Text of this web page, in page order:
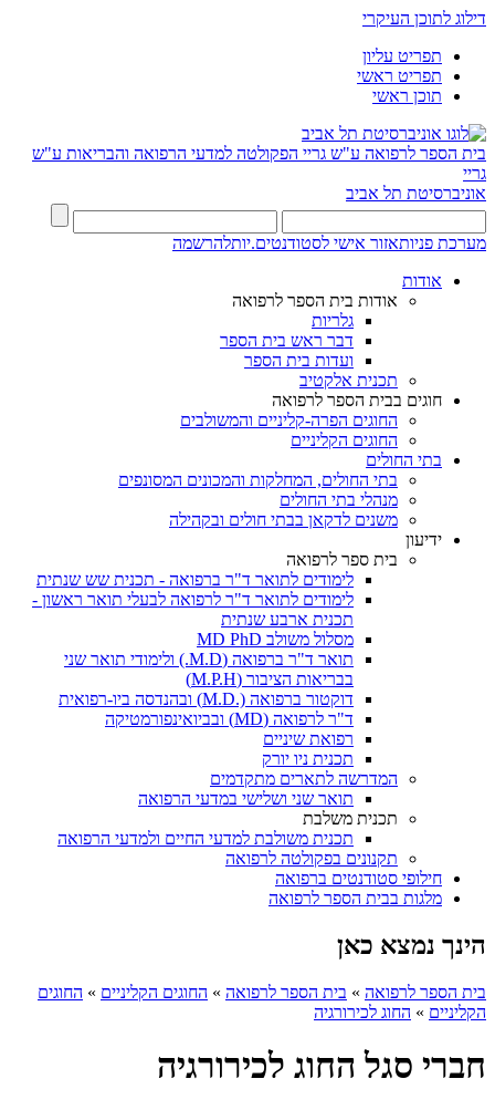
דילוג לתוכן העיקרי
תפריט עליון
תפריט ראשי
תוכן ראשי
בית הספר לרפואה ע"ש גריי הפקולטה למדעי הרפואה והבריאות ע"ש
גריי
אוניברסיטת תל אביב
מערכת פניותאזור אישי לסטודנטים.יותלהרשמה
אודות
אודות בית הספר לרפואה
גלריות
דבר ראש בית הספר
ועדות בית הספר
תכנית אלקטיב
חוגים בבית הספר לרפואה
החוגים הפרה-קליניים והמשולבים
החוגים הקליניים
בתי החולים
בתי החולים, המחלקות והמכונים המסונפים
מנהלי בתי החולים
משנים לדקאן בבתי חולים ובקהילה
ידיעון
בית ספר לרפואה
לימודים לתואר ד"ר ברפואה - תכנית שש שנתית
לימודים לתואר ד"ר לרפואה לבעלי תואר ראשון -
תכנית ארבע שנתית
מסלול משולב MD PhD
תואר ד"ר ברפואה (M.D.) ולימודי תואר שני
בבריאות הציבור (M.P.H)
דוקטור ברפואה (.M.D) ובהנדסה ביו-רפואית
ד"ר לרפואה (MD) ובביואינפורמטיקה
רפואת שיניים
תכנית ניו יורק
המדרשה לתארים מתקדמים
תואר שני ושלישי במדעי הרפואה
תכנית משלבת
תכנית משולבת למדעי החיים ולמדעי הרפואה
תקנונים בפקולטה לרפואה
חילופי סטודנטים ברפואה
מלגות בבית הספר לרפואה
הינך נמצא כאן
בית הספר לרפואה » בית הספר לרפואה » החוגים הקליניים » החוגים
הקליניים » החוג לכירורגיה
חברי סגל החוג לכירורגיה